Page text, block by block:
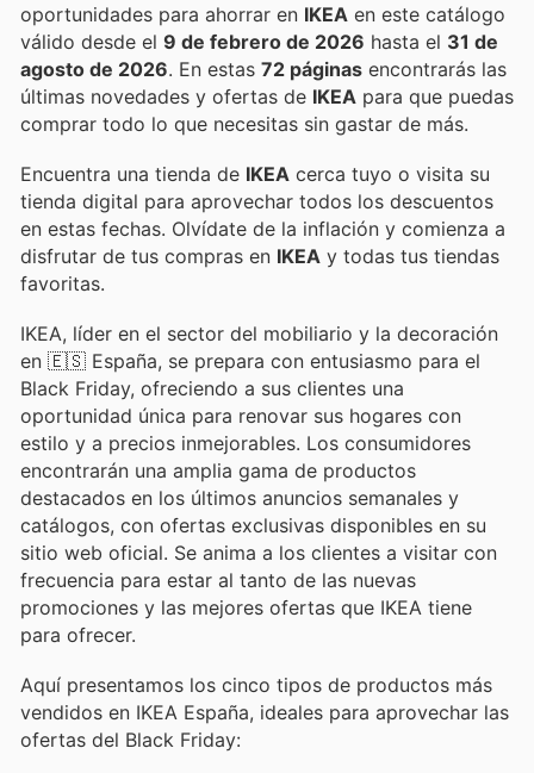
oportunidades para ahorrar en IKEA en este catálogo
válido desde el 9 de febrero de 2026 hasta el 31 de
agosto de 2026 . En estas 72 páginas encontrarás las
últimas novedades y ofertas de IKEA para que puedas
comprar todo lo que necesitas sin gastar de más.
Encuentra una tienda de IKEA cerca tuyo o visita su
tienda digital para aprovechar todos los descuentos
en estas fechas. Olvídate de la inflación y comienza a
disfrutar de tus compras en IKEA y todas tus tiendas
favoritas.
IKEA, líder en el sector del mobiliario y la decoración
en 🇪🇸 España, se prepara con entusiasmo para el
Black Friday, ofreciendo a sus clientes una
oportunidad única para renovar sus hogares con
estilo y a precios inmejorables. Los consumidores
encontrarán una amplia gama de productos
destacados en los últimos anuncios semanales y
catálogos, con ofertas exclusivas disponibles en su
sitio web oficial. Se anima a los clientes a visitar con
frecuencia para estar al tanto de las nuevas
promociones y las mejores ofertas que IKEA tiene
para ofrecer.
Aquí presentamos los cinco tipos de productos más
vendidos en IKEA España, ideales para aprovechar las
ofertas del Black Friday: